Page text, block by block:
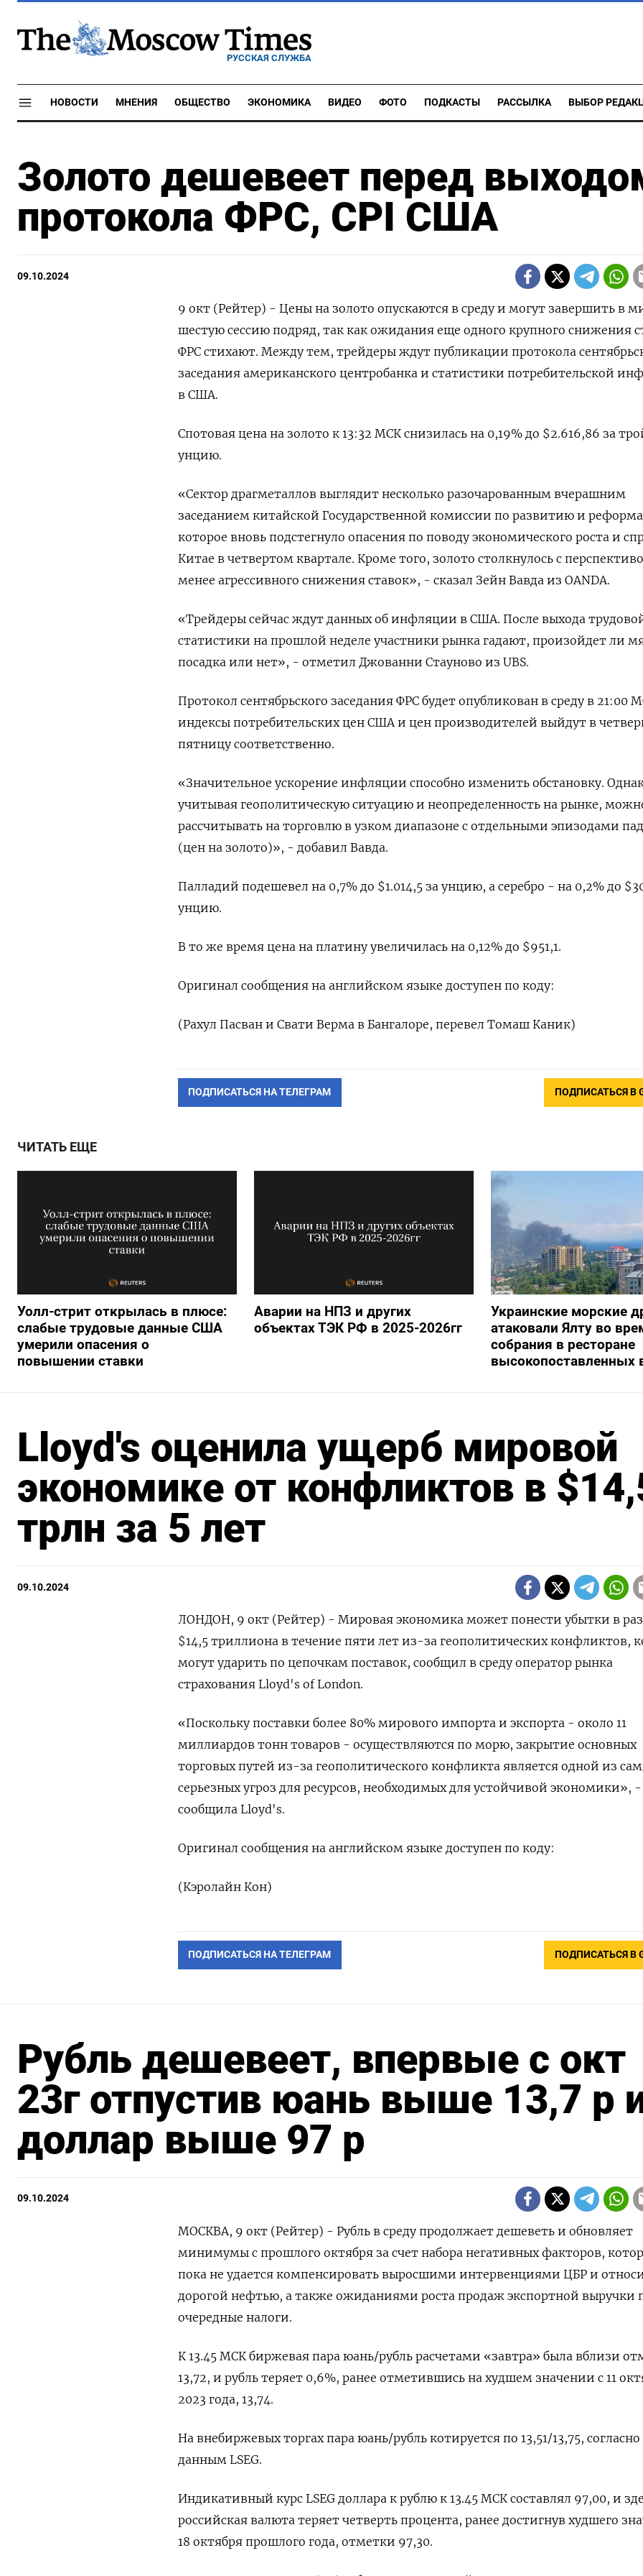
РУССКАЯ СЛУЖБА
НОВОСТИ МНЕНИЯ ОБЩЕСТВО ЭКОНОМИКА ВИДЕО ФОТО ПОДКАСТЫ РАССЫЛКА ВЫБОР
Золото дешевеет перед
протокола ФРС, CPI США
09.10.2024
9 окт (Рейтер) - Цены на золото опускаются в среду и могут завершить в
шестую сессию подряд, так как ожидания еще одного крупного снижения
ФРС стихают. Между тем, трейдеры ждут публикации протокола
заседания американского центробанка и статистики потребительской
в США.
Спотовая цена на золото к 13:32 МСК снизилась на 0,19% до $2.616,86 за
унцию.
«Сектор драгметаллов выглядит несколько разочарованным вчерашним
заседанием китайской Государственной комиссии по развитию и
которое вновь подстегнуло опасения по поводу экономического роста и
Китае в четвертом квартале. Кроме того, золото столкнулось с
менее агрессивного снижения ставок», - сказал Зейн Вавда из OANDA.
«Трейдеры сейчас ждут данных об инфляции в США. После выхода
статистики на прошлой неделе участники рынка гадают, произойдет ли
посадка или нет», - отметил Джованни Стауново из UBS.
Протокол сентябрьского заседания ФРС будет опубликован в среду в 21:00
индексы потребительских цен США и цен производителей выйдут в
пятницу соответственно.
«Значительное ускорение инфляции способно изменить обстановку.
учитывая геополитическую ситуацию и неопределенность на рынке,
рассчитывать на торговлю в узком диапазоне с отдельными эпизодами
(цен на золото)», - добавил Вавда.
Палладий подешевел на 0,7% до $1.014,5 за унцию, а серебро - на 0,2% до
унцию.
В то же время цена на платину увеличилась на 0,12% до $951,1.
Оригинал сообщения на английском языке доступен по коду:
(Рахул Пасван и Свати Верма в Бангалоре, перевел Томаш Каник)
ПОДПИСАТЬСЯ НА ТЕЛЕГРАМ ПОДПИСАТЬСЯ В
ЧИТАТЬ ЕЩЕ
Уолл-стрит открылась в плюсе:
слабые трудовые данные США
умерили опасения о
повышении ставки
Аварии на НПЗ и других
объектах ТЭК РФ в 2025-2026гг
Украинские морские
атаковали Ялту во
собрания в ресторане
высокопоставленных
Lloyd's оценила ущерб мировой
экономике от конфликтов в
трлн за 5 лет
09.10.2024
ЛОНДОН, 9 окт (Рейтер) - Мировая экономика может понести убытки в
$14,5 триллиона в течение пяти лет из-за геополитических конфликтов,
могут ударить по цепочкам поставок, сообщил в среду оператор рынка
страхования Lloyd's of London.
«Поскольку поставки более 80% мирового импорта и экспорта - около 11
миллиардов тонн товаров - осуществляются по морю, закрытие основных
торговых путей из-за геополитического конфликта является одной из
серьезных угроз для ресурсов, необходимых для устойчивой экономики», -
сообщила Lloyd's.
Оригинал сообщения на английском языке доступен по коду:
(Кэролайн Кон)
ПОДПИСАТЬСЯ НА ТЕЛЕГРАМ ПОДПИСАТЬСЯ В
Рубль дешевеет, впервые с окт
23г отпустив юань выше 13,7 р
доллар выше 97 р
09.10.2024
МОСКВА, 9 окт (Рейтер) - Рубль в среду продолжает дешеветь и обновляет
минимумы с прошлого октября за счет набора негативных факторов,
пока не удается компенсировать выросшими интервенциями ЦБР и
дорогой нефтью, а также ожиданиями роста продаж экспортной выручки
очередные налоги.
К 13.45 МСК биржевая пара юань/рубль расчетами «завтра» была вблизи
13,72, и рубль теряет 0,6%, ранее отметившись на худшем значении с 11
2023 года, 13,74.
На внебиржевых торгах пара юань/рубль котируется по 13,51/13,75, согласно
данным LSEG.
Индикативный курс LSEG доллара к рублю к 13.45 МСК составлял 97,00, и
российская валюта теряет четверть процента, ранее достигнув худшего
18 октября прошлого года, отметки 97,30.